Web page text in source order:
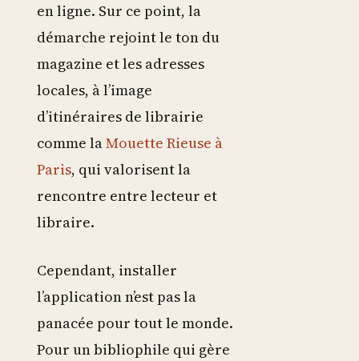
en ligne. Sur ce point, la
démarche rejoint le ton du
magazine et les adresses
locales, à l’image
d’itinéraires de librairie
comme laMouette Rieuse à
Paris, qui valorisent la
rencontre entre lecteur et
libraire.
Cependant, installer
l’application n’est pas la
panacée pour tout le monde.
Pour un bibliophile qui gère